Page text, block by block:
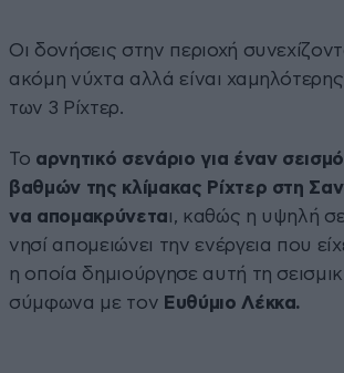
Οι δονήσεις στην περιοχή
ακόμη νύχτα αλλά είναι
των 3 Ρίχτερ.
Το αρνητικό σενάριο για έναν
βαθμών της κλίμακας Ρίχτερ στη
να απομακρύνεται, καθώς η υψηλή
νησί απομειώνει την ενέργεια που
η οποία δημιούργησε αυτή τη
σύμφωνα με τον Ευθύμιο Λέκκα.